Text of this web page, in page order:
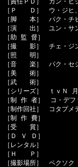
［Ｐ　　Ｄ］　ウ・ジ
［脚　　本］　パク・
［演　　出］　ユン・サ
［助 監 督］
［撮　　影］　チェ・
［照　　明］
［音　　楽］　パク・セ
［美　　術］
［武　　術］
［シリーズ］　ｔｖＮ
［制 作 者］　コ・デフ
［制作回社］　コタプ
［制 作 費］
［受　　賞］
［Ｄ Ｖ Ｄ］
［レンタル］
［Ｈ　　Ｐ］
［撮影場所］　ペクソク